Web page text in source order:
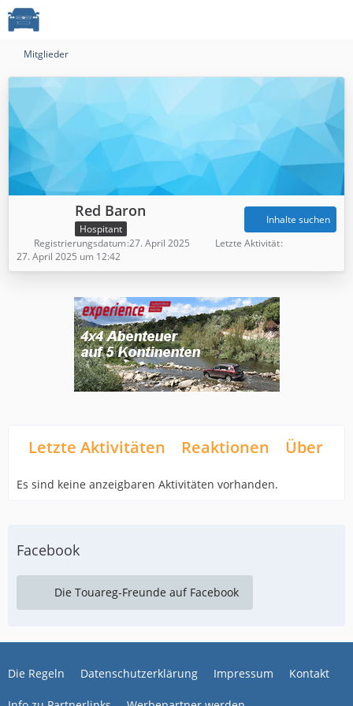
Mitglieder
Red Baron
Hospitant
Inhalte suchen
Registrierungsdatum 27. April 2025
Letzte Aktivität
27. April 2025 um 12:42
Letzte Aktivitäten Reaktionen Über
Es sind keine anzeigbaren Aktivitäten vorhanden.
Facebook
Die Touareg-Freunde auf Facebook
Die Regeln Datenschutzerklärung Impressum Kontakt